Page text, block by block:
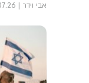
אבי וידר